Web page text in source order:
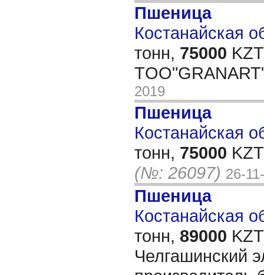
Пшеница
Костанайская
тонн, 75000
2019
Пшеница
Костанайская
тонн, 75000
(№: 26097) 26-
Пшеница
Костанайская
тонн, 89000
Челгашинский